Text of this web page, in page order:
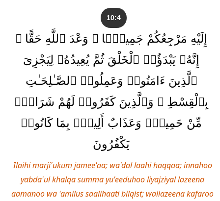
10:4
إِلَيْهِ مَرْجِعُكُمْ جَمِيعًۭا ۖ وَعْدَ ٱللَّهِ حَقًّا ۚ
إِنَّهُۥ يَبْدَؤُا۟ ٱلْخَلْقَ ثُمَّ يُعِيدُهُۥ لِيَجْزِىَ
ٱلَّذِينَ ءَامَنُوا۟ وَعَمِلُوا۟ ٱلصَّـٰلِحَـٰتِ
بِٱلْقِسْطِ ۚ وَٱلَّذِينَ كَفَرُوا۟ لَهُمْ شَرَابٌۭ
مِّنْ حَمِيمٍۢ وَعَذَابٌ أَلِيمٌۢ بِمَا كَانُوا۟
يَكْفُرُونَ
Ilaihi marji'ukum jamee'aa; wa'dal laahi haqqaa; innahoo
yabda'ul khalqa summa yu'eeduhoo liyajziyal lazeena
aamanoo wa 'amilus saalihaati bilqist; wallazeena kafaroo